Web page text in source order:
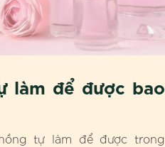
làm để được bao
tự làm để được trong